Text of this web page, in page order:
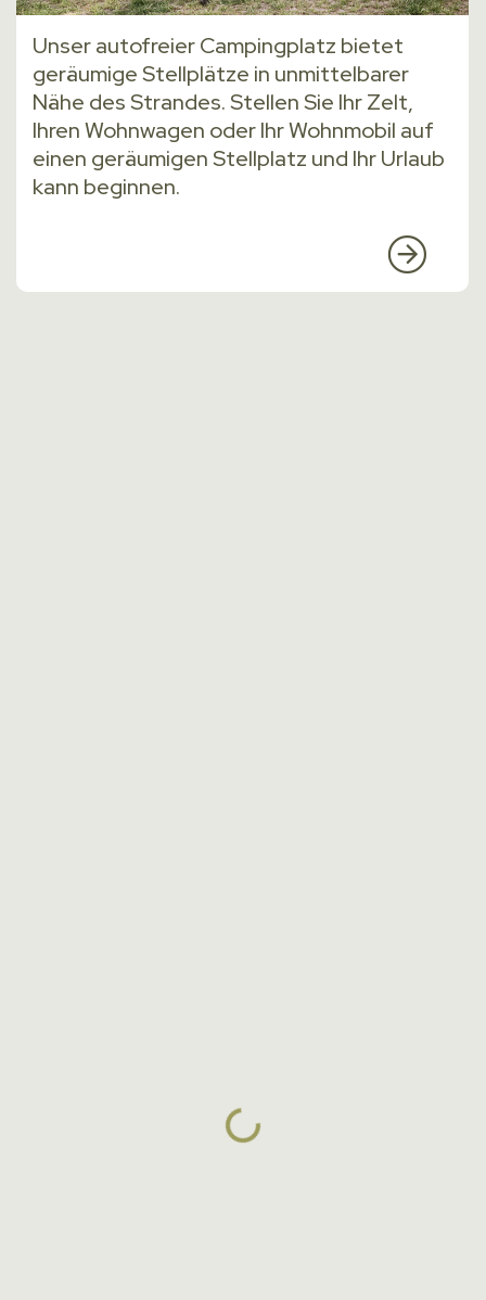
Unser autofreier Campingplatz bietet
geräumige Stellplätze in unmittelbarer
Nähe des Strandes. Stellen Sie Ihr Zelt,
Ihren Wohnwagen oder Ihr Wohnmobil auf
einen geräumigen Stellplatz und Ihr Urlaub
kann beginnen.
MEHR
LESEN